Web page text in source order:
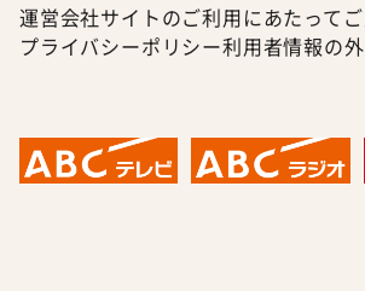
運営会社サイトのご利用にあたって
プライバシーポリシー利用者情報の